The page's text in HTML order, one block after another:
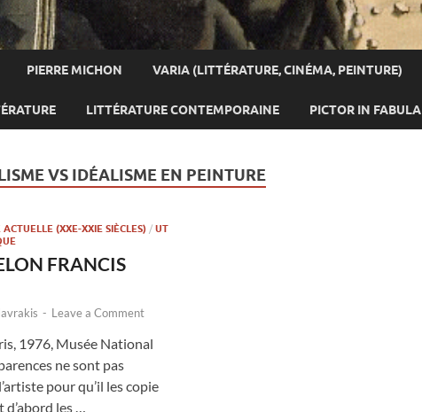
PIERRE MICHON VARIA (LITTÉRATURE, CINÉMA, PEINTURE)
LITTÉRATURE CONTEMPORAINE PICTOR IN FABULA
VS IDÉALISME EN PEINTURE
ACTUELLE (XXE-XXIE SIÈCLES) / UT
FRANCIS
- Leave a Comment
1976, Musée National
ne sont pas
pour qu’il les copie
les …